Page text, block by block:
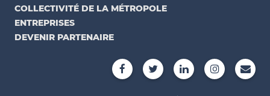
COLLECTIVITÉ DE LA MÉTROPOLE
ENTREPRISES
DEVENIR PARTENAIRE